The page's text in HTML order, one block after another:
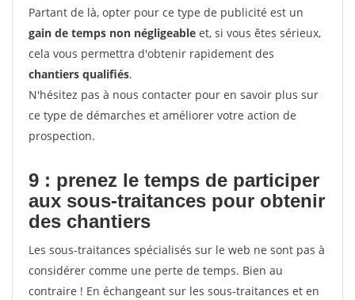
Partant de là, opter pour ce type de publicité est un
gain de temps non négligeable et, si vous êtes sérieux,
cela vous permettra d'obtenir rapidement des
chantiers qualifiés.
N'hésitez pas à nous contacter pour en savoir plus sur
ce type de démarches et améliorer votre action de
prospection.
9 : prenez le temps de participer
aux sous-traitances pour obtenir
des chantiers
Les sous-traitances spécialisés sur le web ne sont pas à
considérer comme une perte de temps. Bien au
contraire ! En échangeant sur les sous-traitances et en